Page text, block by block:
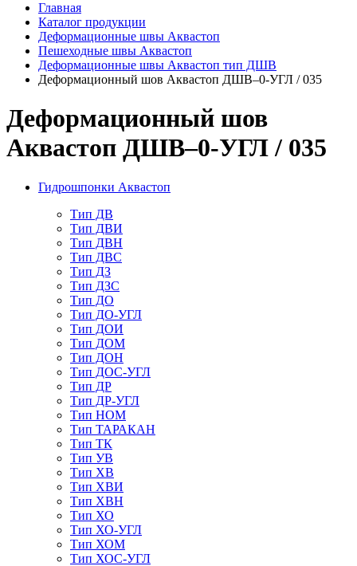
Главная
Каталог продукции
Деформационные швы Аквастоп
Пешеходные швы Аквастоп
Деформационные швы Аквастоп тип ДШВ
Деформационный шов Аквастоп ДШВ–0-УГЛ / 035
Деформационный шов
Аквастоп ДШВ–0-УГЛ / 035
Гидрошпонки Аквастоп
Тип ДВ
Тип ДВИ
Тип ДВН
Тип ДВС
Тип ДЗ
Тип ДЗС
Тип ДО
Тип ДО-УГЛ
Тип ДОИ
Тип ДОМ
Тип ДОН
Тип ДОС-УГЛ
Тип ДР
Тип ДР-УГЛ
Тип НОМ
Тип ТАРАКАН
Тип ТК
Тип УВ
Тип ХВ
Тип ХВИ
Тип ХВН
Тип ХО
Тип ХО-УГЛ
Тип ХОМ
Тип ХОС-УГЛ